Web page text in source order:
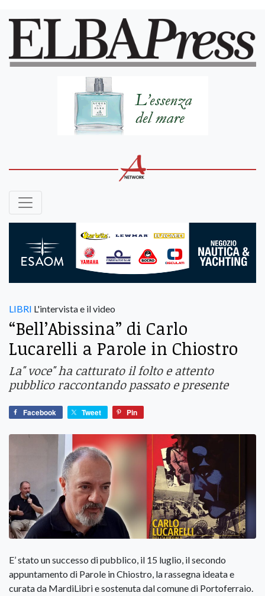
LIBRI L'intervista e il video
“Bell’Abissina” di Carlo
Lucarelli a Parole in Chiostro
La" voce" ha catturato il folto e attento
pubblico raccontando passato e presente
Facebook Tweet Pin
E’ stato un successo di pubblico, il 15 luglio, il secondo
appuntamento di Parole in Chiostro, la rassegna ideata e
curata da MardiLibri e sostenuta dal comune di Portoferraio.